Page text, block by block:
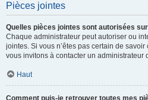
Pièces jointes
Quelles pièces jointes sont autorisées
Chaque administrateur peut autoriser ou
jointes. Si vous n’êtes pas certain de
vous invitons à contacter un administrateur
Haut
Comment puis-je retrouver toutes mes